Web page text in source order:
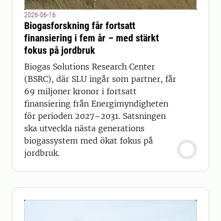
2026-06-16
Biogasforskning får fortsatt
finansiering i fem år – med stärkt
fokus på jordbruk
Biogas Solutions Research Center
(BSRC), där SLU ingår som partner, får
69 miljoner kronor i fortsatt
finansiering från Energimyndigheten
för perioden 2027–2031. Satsningen
ska utveckla nästa generations
biogassystem med ökat fokus på
jordbruk.